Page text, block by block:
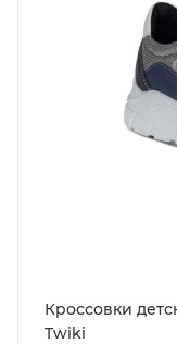
Кроссовки
Twiki